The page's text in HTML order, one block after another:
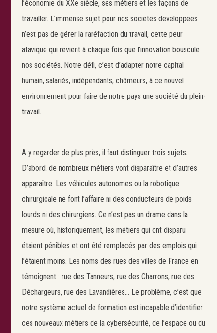
l’économie du XXe siècle, ses métiers et les façons de
travailler. L’immense sujet pour nos sociétés développées
n’est pas de gérer la raréfaction du travail, cette peur
atavique qui revient à chaque fois que l’innovation bouscule
nos sociétés. Notre défi, c’est d’adapter notre capital
humain, salariés, indépendants, chômeurs, à ce nouvel
environnement pour faire de notre pays une société du plein-
travail.
A y regarder de plus près, il faut distinguer trois sujets.
D’abord, de nombreux métiers vont disparaître et d’autres
apparaître. Les véhicules autonomes ou la robotique
chirurgicale ne font l’affaire ni des conducteurs de poids
lourds ni des chirurgiens. Ce n’est pas un drame dans la
mesure où, historiquement, les métiers qui ont disparu
étaient pénibles et ont été remplacés par des emplois qui
l’étaient moins. Les noms des rues des villes de France en
témoignent : rue des Tanneurs, rue des Charrons, rue des
Déchargeurs, rue des Lavandières… Le problème, c’est que
notre système actuel de formation est incapable d’identifier
ces nouveaux métiers de la cybersécurité, de l’espace ou du